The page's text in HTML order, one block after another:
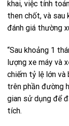
khai, việc tính
then chốt, và
đánh giá thường
“Sau khoảng 1
lượng xe máy và
chiếm tỷ lệ lớn và
trên phần đường
gian sử dụng để
tích.